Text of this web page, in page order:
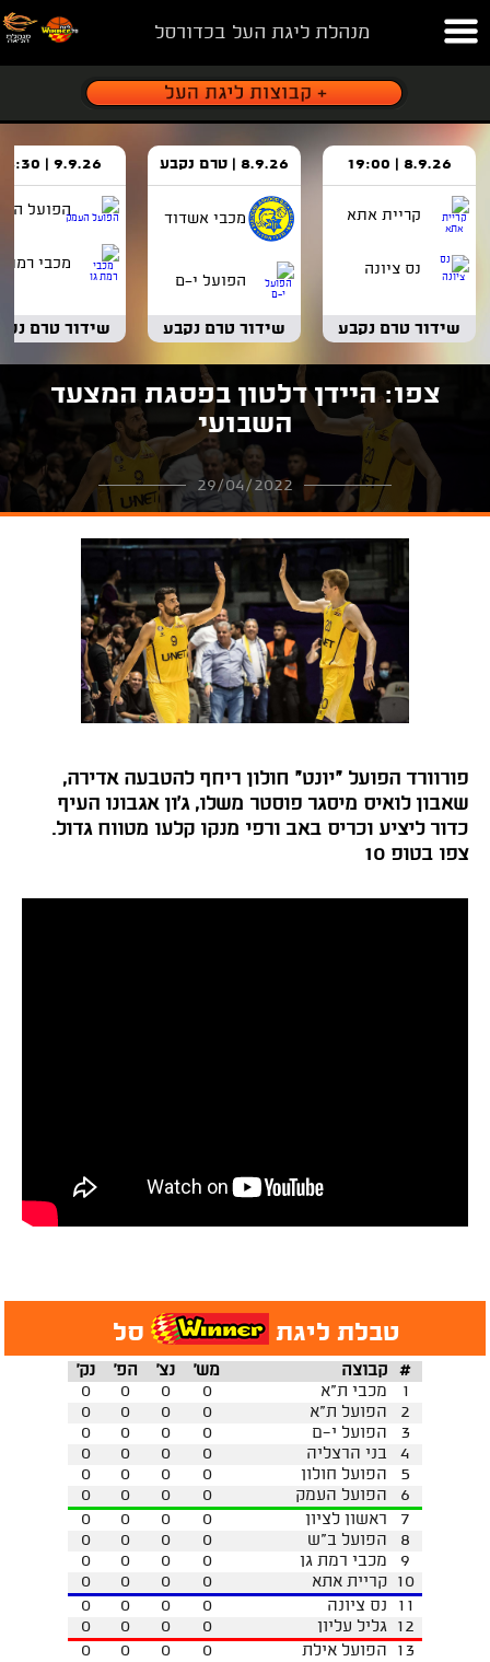
מנהלת ליגת העל בכדורסל
8.9.26 | 19:00
קריית אתא
נס ציונה
שידור טרם נקבע
8.9.26 | טרם נקבע
מכבי אשדוד
הפועל י-ם
שידור טרם נקבע
9.9.26 | 18:30
הפועל
מכבי רמת
שידור טרם
צפו: היידן דלטון בפסגת המצעד
השבועי
29/04/2022
פורוורד הפועל "יונט" חולון ריחף להטבעה אדירה,
שאבון לואיס מיסגר פוסטר משלו, ג'ון אגבונו העיף
כדור ליציע וכריס באב ורפי מנקו קלעו מטווח גדול.
צפו בטופ 10
טבלת ליגת סל
נק' הפ' נצ' מש' קבוצה
#
0
0 0 0 מכבי ת"א
1
0
0 0 0 הפועל ת"א
2
0
0 0 0 הפועל י-ם
3
0
0 0 0 בני הרצליה
4
0
0 0 0 הפועל חולון
5
0
0 0 0 הפועל העמק
6
0
0 0 0 ראשון לציון
7
0
0 0 0 הפועל ב"ש
8
0
0 0 0 מכבי רמת גן
9
0
0 0 0 קריית אתא 10
0
0 0 0 נס ציונה
11
0
0 0 0 גליל עליון 12
0
0 0 0 הפועל אילת
13